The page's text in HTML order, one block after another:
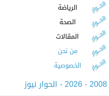
الرياضة
الصحة
المقالات
من نحن
الخصوصية